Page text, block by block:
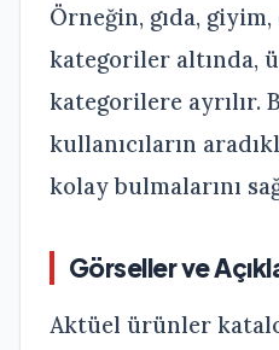
Örneğin, gıda,
kategoriler altında,
kategorilere ayrılır.
kullanıcıların
kolay bulmalarını
Görseller ve
Aktüel ürünler